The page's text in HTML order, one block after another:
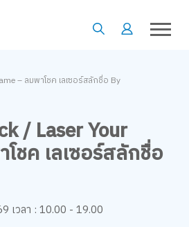
– ลมพาโชค เลเซอร์สลักชื่อ By
/ Laser Your
ชค เลเซอร์สลักชื่อ
เวลา : 10.00 - 19.00